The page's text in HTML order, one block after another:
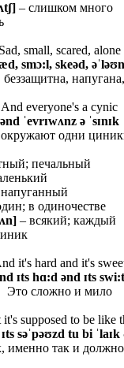
– слишком много
Sad, small, scared, alone
smɔ:l, skeəd, əˈləʊn
And everyone's a cynic
ənd ˈevrɪwʌnz ə ˈsɪnɪk
одни
печальный
в одиночестве
n] – всякий; каждый
it's hard and it's
ɪts hɑ:d ənd ɪts swi:t
Это сложно и мило
it's supposed to be like
səˈpəʊzd tu bi ˈlaɪk
именно так и